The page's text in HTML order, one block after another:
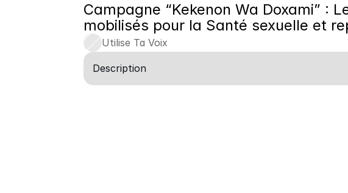
Campagne “Kekenon Wa Doxami” :
mobilisés pour la Santé sexuelle et
Utilise Ta Voix
Description